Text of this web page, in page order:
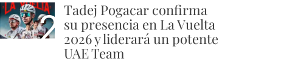
2 Tadej Pogacar confirma
su presencia en La Vuelta
2026 y liderará un potente
UAE Team